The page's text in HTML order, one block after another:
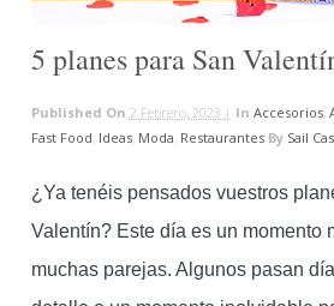
5 planes para San
Published On 2 Febrero, 2023 | In Accesorios,
Fast Food Ideas, Moda Restaurantes By Sail
¿Ya tenéis pensados vuestros
Valentín? Este día es un momento
muchas parejas. Algunos pasan